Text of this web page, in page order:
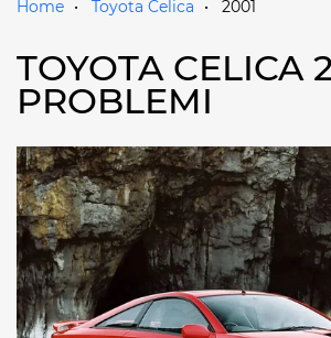
Home Toyota Celica 2001
TOYOTA CELICA
PROBLEMI